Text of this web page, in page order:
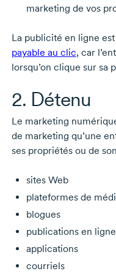
marketing de vos
La publicité en ligne
payable au clic, car
lorsqu’on clique sur sa
2. Détenu
Le marketing
de marketing qu’une
ses propriétés ou de
sites Web
plateformes de
blogues
publications en ligne
applications
courriels